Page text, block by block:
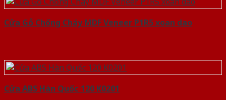
Cửa Gỗ Chống Cháy MDF Veneer P1R5 xoan dao
Cửa ABS Hàn Quốc 120 K0201